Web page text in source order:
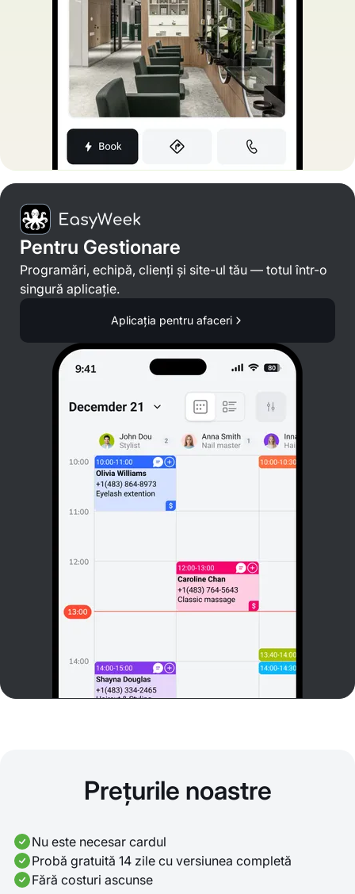
Pentru Gestionare
Programări, echipă, clienți și site-ul tău — totul într-o
singură aplicație.
Aplicația pentru afaceri
Prețurile noastre
Nu este necesar cardul
Probă gratuită 14 zile cu versiunea completă
Fără costuri ascunse